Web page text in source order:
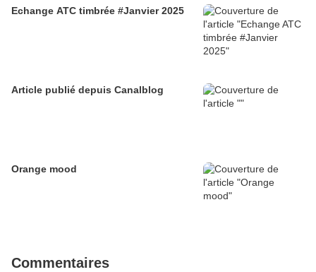
Echange ATC timbrée #Janvier 2025
Article publié depuis Canalblog
Orange mood
Commentaires